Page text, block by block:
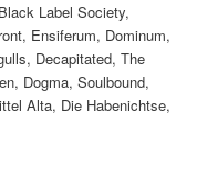
Label Society,
Ensiferum, Dominum,
Decapitated, The
Dogma, Soulbound,
Alta, Die Habenichtse,